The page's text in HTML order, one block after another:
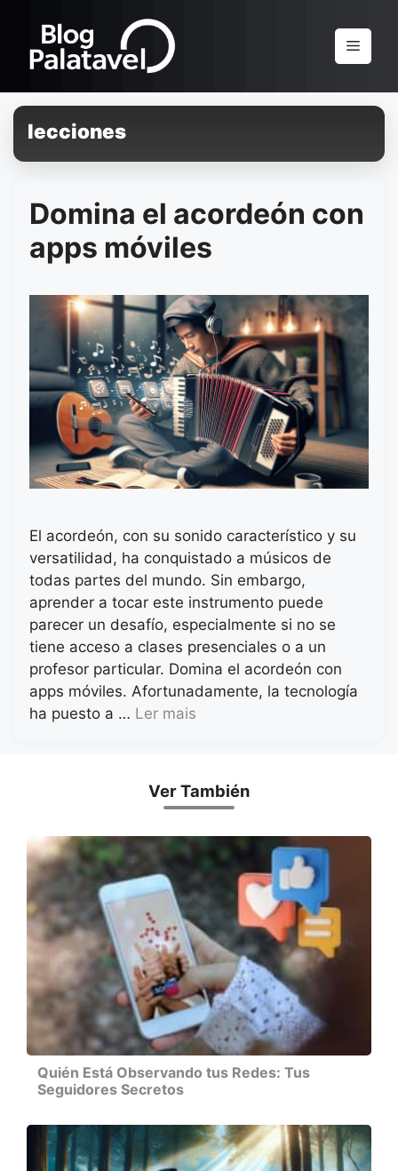
Menu
lecciones
Domina el acordeón con
apps móviles
El acordeón, con su sonido característico y su
versatilidad, ha conquistado a músicos de
todas partes del mundo. Sin embargo,
aprender a tocar este instrumento puede
parecer un desafío, especialmente si no se
tiene acceso a clases presenciales o a un
profesor particular. Domina el acordeón con
apps móviles. Afortunadamente, la tecnología
ha puesto a … Ler mais
Ver También
Quién Está Observando tus Redes: Tus
Seguidores Secretos